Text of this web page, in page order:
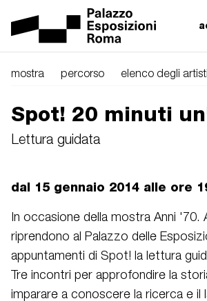
mostra percorso elenco degli artisti
Spot! 20 minuti
Lettura guidata
dal 15 gennaio 2014 alle ore
In occasione della mostra Anni '70.
riprendono al Palazzo delle
appuntamenti di Spot! la lettura
Tre incontri per approfondire la
imparare a conoscere la ricerca e il